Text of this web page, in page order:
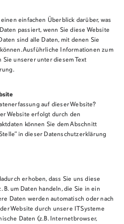
einfachen Überblick darüber, was
passiert, wenn Sie diese Website
sind alle Daten, mit denen Sie
Ausführliche Informationen zum
unserer unter diesem Text
auf dieser Website?
Website erfolgt durch den
können Sie dem Abschnitt
in dieser Datenschutzerklärung
erhoben, dass Sie uns diese
um Daten handeln, die Sie in ein
Daten werden automatisch oder nach
Website durch unsere ITSysteme
Daten (z.B. Internetbrowser,